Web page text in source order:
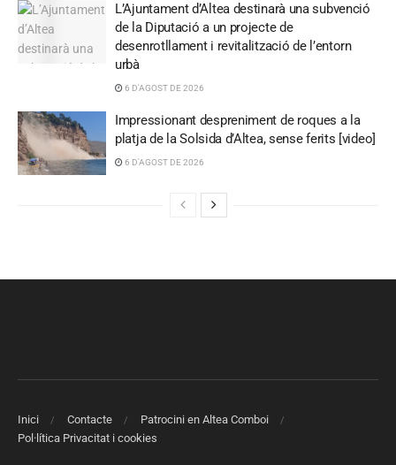
L’Ajuntament d’Altea destinarà una subvenció
de la Diputació a un projecte de
desenrotllament i revitalització de l’entorn
urbà
6 D'AGOST DE 2026
Impressionant despreniment de roques a la
platja de la Solsida d’Altea, sense ferits [video]
6 D'AGOST DE 2026
Inici Contacte
Patrocini en Altea Comboi
Pol·lítica Privacitat i cookies